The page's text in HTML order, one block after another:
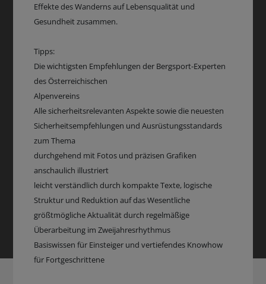
Effekte des Wanderns auf Lebensqualität und
Gesundheit zusammen.
Tipps:
Die wichtigsten Empfehlungen der Bergsport-Experten
des Österreichischen
Alpenvereins
Alle sicherheitsrelevanten Aspekte sowie die neuesten
Sicherheitsempfehlungen und Ausrüstungsstandards
zum Thema
durchgehend mit Fotos und präzisen Grafiken
anschaulich illustriert
leicht verständlich durch kompakte Texte, logische
Struktur und Reduktion auf das Wesentliche
größtmögliche Aktualität durch regelmäßige
Überarbeitung im Zweijahresrhythmus
Basiswissen für Einsteiger und vertiefendes Knowhow
für Fortgeschrittene